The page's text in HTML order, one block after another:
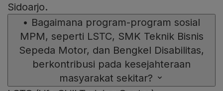
Sidoarjo.
• Bagaimana program-program sosial
MPM, seperti LSTC, SMK Teknik Bisnis
Sepeda Motor, dan Bengkel Disabilitas,
berkontribusi pada kesejahteraan
masyarakat sekitar?